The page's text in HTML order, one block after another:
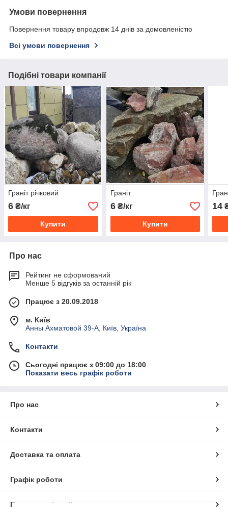
Умови повернення
Повернення товару впродовж 14 днів за домовленістю
Всі умови повернення
Подібні товари компанії
Граніт річковий
6 ₴/кг
Купити
Граніт
6₴/кг
Купити
14
Про нас
Рейтинг не сформований
Менше 5 відгуків за останній рік
Працює з 20.09.2018
м. Київ
Анны Ахматовой 39-А, Київ, Україна
Контакти
Сьогодні працює з 09:00 до 18:00
Показати весь графік роботи
Про нас
Контакти
Доставка та оплата
Графік роботи
Повна версія сайту